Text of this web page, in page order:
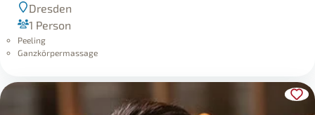
Dresden
1 Person
Peeling
Ganzkörpermassage